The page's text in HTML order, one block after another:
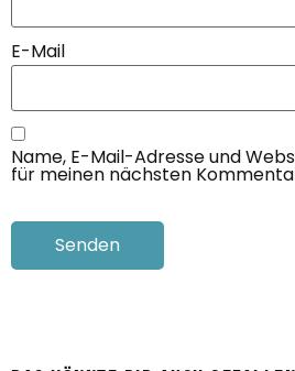
E-Mail
Name, E-Mail-Adresse und
für meinen nächsten